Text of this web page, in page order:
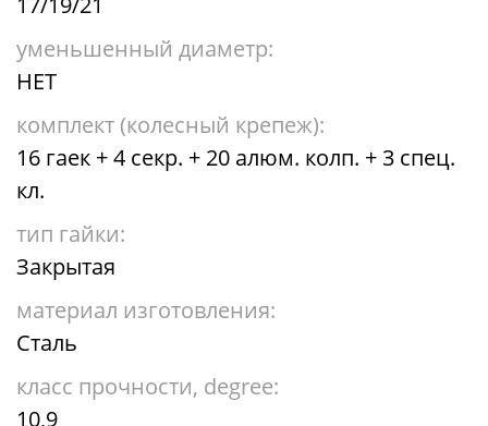
уменьшенный диаметр:
НЕТ
комплект (колесный крепеж):
16 гаек + 4 секр. + 20 алюм. колп. + 3 спец.
кл.
тип гайки:
Закрытая
материал изготовления:
Сталь
класс прочности, degree:
10,9